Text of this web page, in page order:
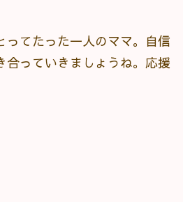
ってたった一人のママ。自信
合っていきましょうね。応援